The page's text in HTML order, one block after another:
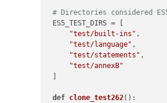
# Directories considered
ES5_TEST_DIRS = [
"test/built-ins" ,
"test/language" ,
"test/statements" ,
"test/annexB"
def clone_test262():